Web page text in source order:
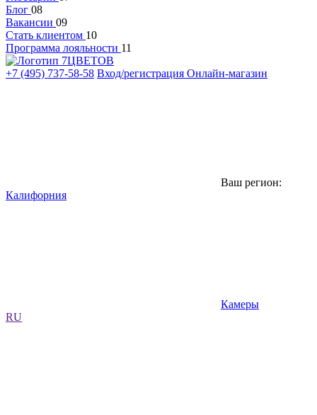
Блог 08
Вакансии 09
Стать клиентом 10
Программа лояльности 11
+7 (495) 737-58-58 Вход/регистрация Онлайн-магазин
Ваш регион:
Калифорния
Камеры
RU